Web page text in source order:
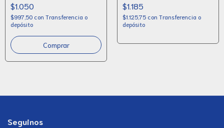
$1.050
$997,50 con Transferencia o
depósito
$1.185
$1.125,75 con Transferencia o
depósito
Seguinos